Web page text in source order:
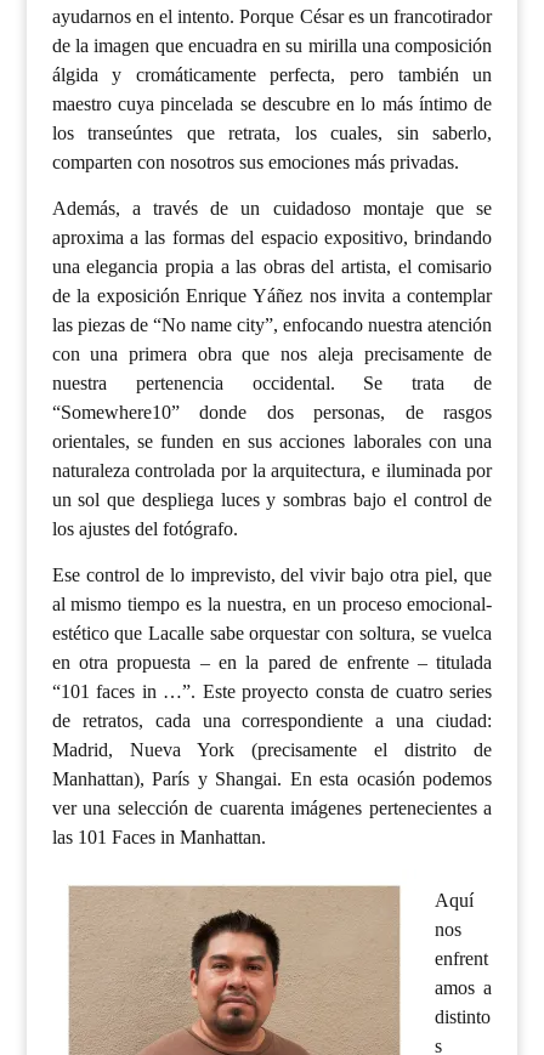
ayudarnos en el intento. Porque César es un francotirador
de la imagen que encuadra en su mirilla una composición
álgida y cromáticamente perfecta, pero también un
maestro cuya pincelada se descubre en lo más íntimo de
los transeúntes que retrata, los cuales, sin saberlo,
comparten con nosotros sus emociones más privadas.
Además, a través de un cuidadoso montaje que se
aproxima a las formas del espacio expositivo, brindando
una elegancia propia a las obras del artista, el comisario
de la exposición Enrique Yáñez nos invita a contemplar
las piezas de “No name city”, enfocando nuestra atención
con una primera obra que nos aleja precisamente de
nuestra pertenencia occidental. Se trata de
“Somewhere10” donde dos personas, de rasgos
orientales, se funden en sus acciones laborales con una
naturaleza controlada por la arquitectura, e iluminada por
un sol que despliega luces y sombras bajo el control de
los ajustes del fotógrafo.
Ese control de lo imprevisto, del vivir bajo otra piel, que
al mismo tiempo es la nuestra, en un proceso emocional-
estético que Lacalle sabe orquestar con soltura, se vuelca
en otra propuesta – en la pared de enfrente – titulada
“101 faces in …”. Este proyecto consta de cuatro series
de retratos, cada una correspondiente a una ciudad:
Madrid, Nueva York (precisamente el distrito de
Manhattan), París y Shangai. En esta ocasión podemos
ver una selección de cuarenta imágenes pertenecientes a
las 101 Faces in Manhattan.
Aquí
nos
enfrent
amos a
distinto
s